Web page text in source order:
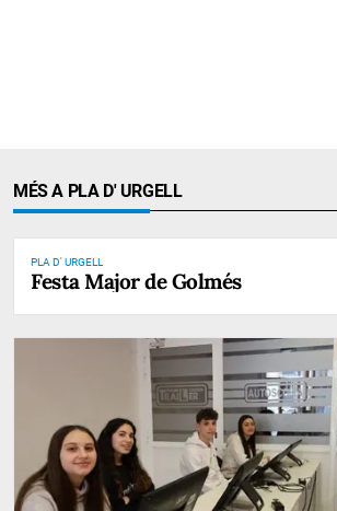
MÉS A PLA D' URGELL
PLA D' URGELL
Festa Major de Golmés